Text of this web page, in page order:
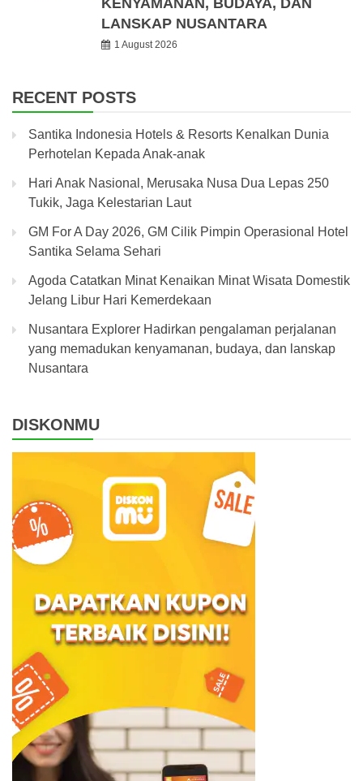
LANSKAP NUSANTARA
1 August 2026
RECENT POSTS
Santika Indonesia Hotels & Resorts Kenalkan Dunia
Perhotelan Kepada Anak-anak
Hari Anak Nasional, Merusaka Nusa Dua Lepas 250
Tukik, Jaga Kelestarian Laut
GM For A Day 2026, GM Cilik Pimpin Operasional Hotel
Santika Selama Sehari
Agoda Catatkan Minat Kenaikan Minat Wisata Domestik
Jelang Libur Hari Kemerdekaan
Nusantara Explorer Hadirkan pengalaman perjalanan
yang memadukan kenyamanan, budaya, dan lanskap
Nusantara
DISKONMU